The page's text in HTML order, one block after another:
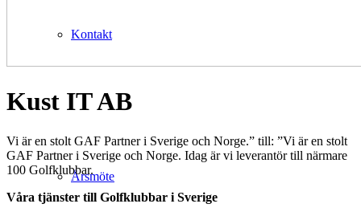
Kontakt
Årsmöte
Kust IT AB
Vi är en stolt GAF Partner i Sverige och Norge.” till: ”Vi är en stolt
GAF Partner i Sverige och Norge. Idag är vi leverantör till närmare
100 Golfklubbar.
Våra tjänster till Golfklubbar i Sverige